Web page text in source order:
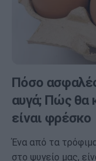
Πόσο
αυγά; Πώς θα
είναι φρέσκο
Ένα από τα
στο ψυγείο μας,